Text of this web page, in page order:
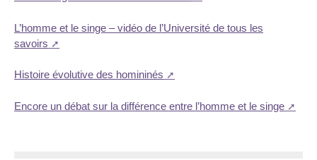
L’homme et le singe – vidéo de l’Université de tous les
savoirs
Histoire évolutive des homininés
Encore un débat sur la différence entre l’homme et le singe